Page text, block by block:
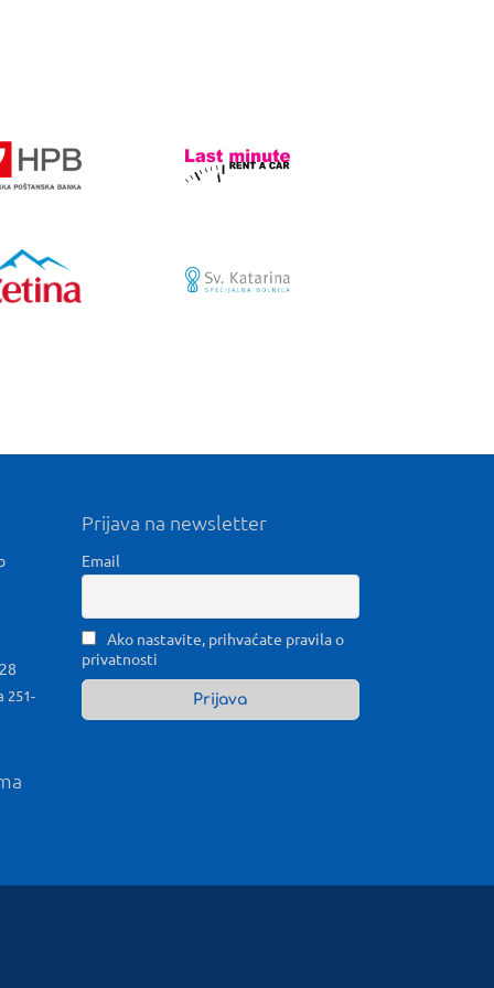
251-
Prijava na newsletter
Email
Ako nastavite, prihvaćate pravila o
privatnosti